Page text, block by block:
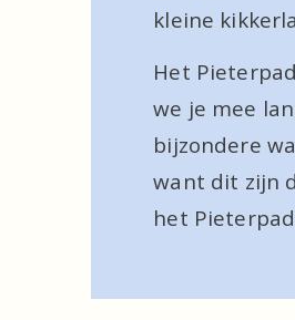
kleine
Het
we je mee
bijzondere
want dit zijn
het